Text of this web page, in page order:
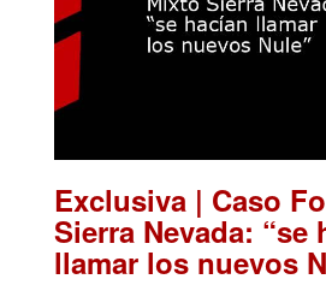
Exclusiva | Caso
Sierra Nevada: “se
llamar los nuevos